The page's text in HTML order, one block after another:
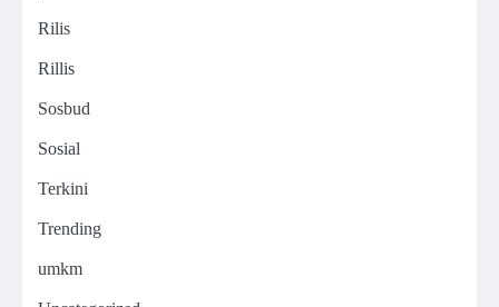
Rilis
Rillis
Sosbud
Sosial
Terkini
Trending
umkm